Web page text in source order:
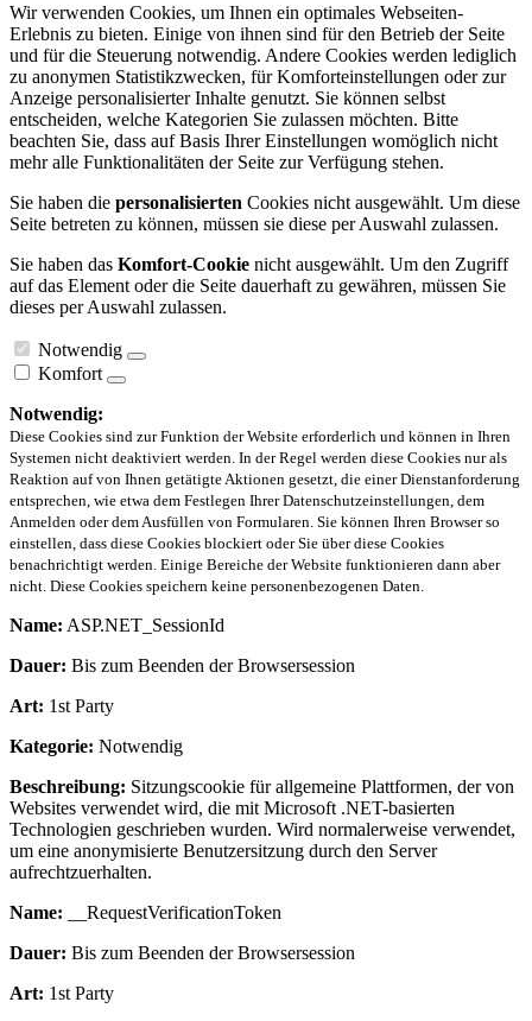
Wir verwenden Cookies, um Ihnen ein optimales Webseiten-
Erlebnis zu bieten. Einige von ihnen sind für den Betrieb der Seite
und für die Steuerung notwendig. Andere Cookies werden lediglich
zu anonymen Statistikzwecken, für Komforteinstellungen oder zur
Anzeige personalisierter Inhalte genutzt. Sie können selbst
entscheiden, welche Kategorien Sie zulassen möchten. Bitte
beachten Sie, dass auf Basis Ihrer Einstellungen womöglich nicht
mehr alle Funktionalitäten der Seite zur Verfügung stehen.
Sie haben die personalisierten Cookies nicht ausgewählt. Um diese
Seite betreten zu können, müssen sie diese per Auswahl zulassen.
Sie haben das Komfort-Cookie nicht ausgewählt. Um den Zugriff
auf das Element oder die Seite dauerhaft zu gewähren, müssen Sie
dieses per Auswahl zulassen.
Notwendig
Komfort
Notwendig:
Diese Cookies sind zur Funktion der Website erforderlich und können in Ihren
Systemen nicht deaktiviert werden. In der Regel werden diese Cookies nur als
Reaktion auf von Ihnen getätigte Aktionen gesetzt, die einer Dienstanforderung
entsprechen, wie etwa dem Festlegen Ihrer Datenschutzeinstellungen, dem
Anmelden oder dem Ausfüllen von Formularen. Sie können Ihren Browser so
einstellen, dass diese Cookies blockiert oder Sie über diese Cookies
benachrichtigt werden. Einige Bereiche der Website funktionieren dann aber
nicht. Diese Cookies speichern keine personenbezogenen Daten.
Name: ASP.NET_SessionId
Dauer: Bis zum Beenden der Browsersession
Art: 1st Party
Kategorie: Notwendig
Beschreibung: Sitzungscookie für allgemeine Plattformen, der von
Websites verwendet wird, die mit Microsoft .NET-basierten
Technologien geschrieben wurden. Wird normalerweise verwendet,
um eine anonymisierte Benutzersitzung durch den Server
aufrechtzuerhalten.
Name: __RequestVerificationToken
Dauer: Bis zum Beenden der Browsersession
Art: 1st Party